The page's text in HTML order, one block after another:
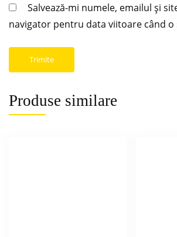
Salvează-mi numele, emailul și
navigator pentru data viitoare când o
Produse similare